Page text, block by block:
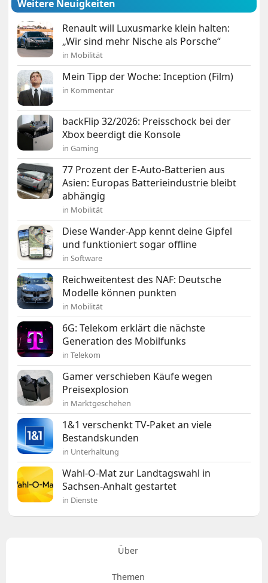
Weitere Neuigkeiten
Renault will Luxusmarke klein halten:
„Wir sind mehr Nische als Porsche“
in Mobilität
Mein Tipp der Woche: Inception (Film)
in Kommentar
backFlip 32/2026: Preisschock bei der
Xbox beerdigt die Konsole
in Gaming
77 Prozent der E-Auto-Batterien aus
Asien: Europas Batterieindustrie bleibt
abhängig
in Mobilität
Diese Wander-App kennt deine Gipfel
und funktioniert sogar offline
in Software
Reichweitentest des NAF: Deutsche
Modelle können punkten
in Mobilität
6G: Telekom erklärt die nächste
Generation des Mobilfunks
in Telekom
Gamer verschieben Käufe wegen
Preisexplosion
in Marktgeschehen
1&1 verschenkt TV-Paket an viele
Bestandskunden
in Unterhaltung
Wahl-O-Mat zur Landtagswahl in
Sachsen-Anhalt gestartet
in Dienste
Über
Themen